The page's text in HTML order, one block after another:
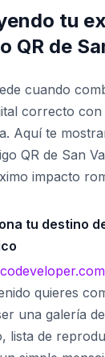
tu
QR de
cuando
correcto
Aquí te
QR de San
impacto
tu destino
quieres
una galería
lista de